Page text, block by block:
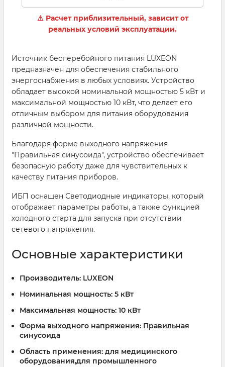
⚠ Расчет приблизительный, зависит от
реальных условий эксплуатации.
Источник бесперебойного питания LUXEON
предназначен для обеспечения стабильного
энергоснабжения в любых условиях. Устройство
обладает высокой номинальной мощностью 5 кВт и
максимальной мощностью 10 кВт, что делает его
отличным выбором для питания оборудования
различной мощности.
Благодаря форме выходного напряжения
"Правильная синусоида", устройство обеспечивает
безопасную работу даже для чувствительных к
качеству питания приборов.
ИБП оснащен Светодиодные индикаторы, который
отображает параметры работы, а также функцией
холодного старта для запуска при отсутствии
сетевого напряжения.
Основные характеристики
Производитель: LUXEON
Номинальная мощность: 5 кВт
Максимальная мощность: 10 кВт
Форма выходного напряжения: Правильная
синусоида
Область применения: для медицинского
оборудования,для промышленного